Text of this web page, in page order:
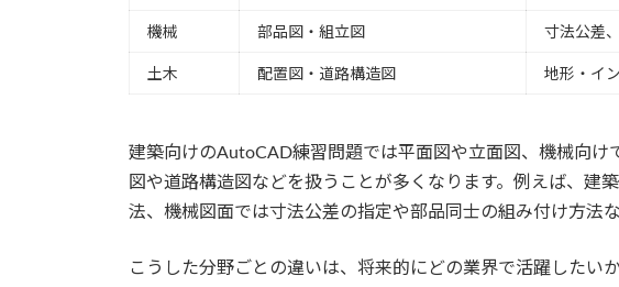
機械 部品図・組立図 寸法公差
土木 配置図・道路構造図 地形・イ
建築向けのAutoCAD練習問題では平面図や立面図、機械向け
図や道路構造図などを扱うことが多くなります。例えば、建
法、機械図面では寸法公差の指定や部品同士の組み付け方法
こうした分野ごとの違いは、将来的にどの業界で活躍したい